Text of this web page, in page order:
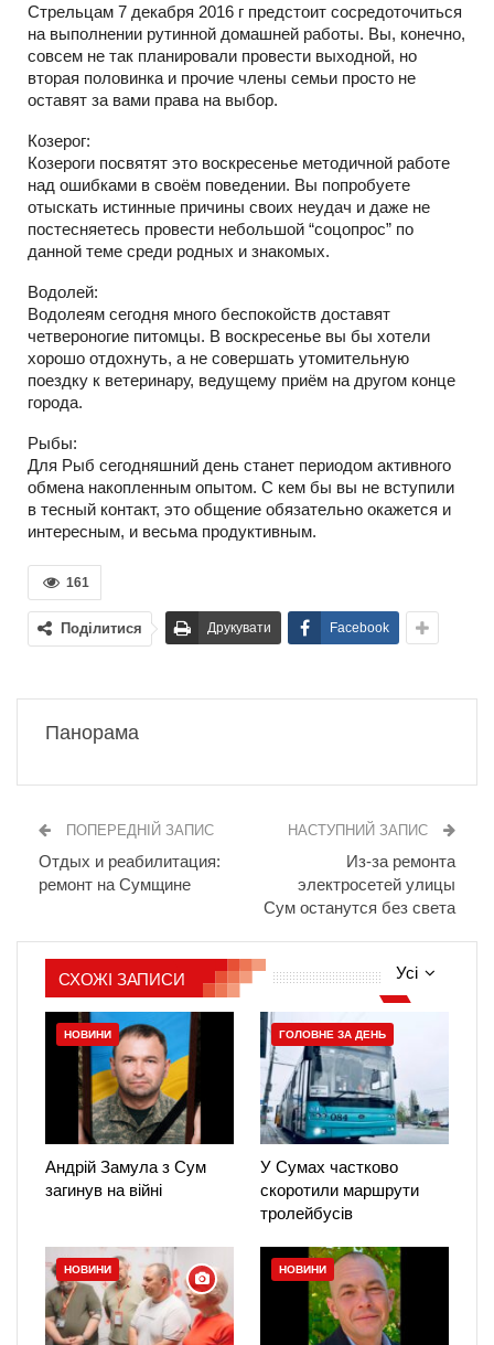
Стрельцам 7 декабря 2016 г предстоит сосредоточиться
на выполнении рутинной домашней работы. Вы, конечно,
совсем не так планировали провести выходной, но
вторая половинка и прочие члены семьи просто не
оставят за вами права на выбор.
Козерог:
Козероги посвятят это воскресенье методичной работе
над ошибками в своём поведении. Вы попробуете
отыскать истинные причины своих неудач и даже не
постесняетесь провести небольшой “соцопрос” по
данной теме среди родных и знакомых.
Водолей:
Водолеям сегодня много беспокойств доставят
четвероногие питомцы. В воскресенье вы бы хотели
хорошо отдохнуть, а не совершать утомительную
поездку к ветеринару, ведущему приём на другом конце
города.
Рыбы:
Для Рыб сегодняшний день станет периодом активного
обмена накопленным опытом. С кем бы вы не вступили
в тесный контакт, это общение обязательно окажется и
интересным, и весьма продуктивным.
161
Поділитися Друкувати Facebook
Панорама
ПОПЕРЕДНІЙ ЗАПИС
Отдых и реабилитация:
ремонт на Сумщине
НАСТУПНИЙ ЗАПИС
Из-за ремонта
электросетей улицы
Сум останутся без света
Усі
СХОЖІ ЗАПИСИ
НОВИНИ
Андрій Замула з Сум
загинув на війні
ГОЛОВНЕ ЗА ДЕНЬ
У Сумах частково
скоротили маршрути
тролейбусів
НОВИНИ НОВИНИ